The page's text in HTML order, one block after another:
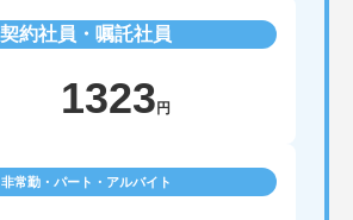
契約社員・嘱託社員
1323 円
非常勤・パート・アルバイト